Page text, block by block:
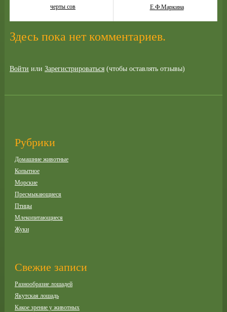
черты сов
Е.Ф.Маркина
Здесь пока нет комментариев.
Войти или Зарегистрироваться(чтобы оставлять отзывы)
Рубрики
Домашние животные
Копытное
Морские
Пресмыкающиеся
Птицы
Млекопитающиеся
Жуки
Свежие записи
Разнообразие лошадей
Якутская лошадь
Какое зрение у животных